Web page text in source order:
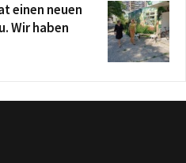
einen neuen
Wir haben